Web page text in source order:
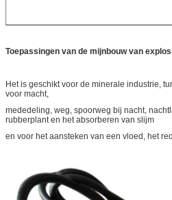
Toepassingen van de mijnbouw van
Het is geschikt voor de minerale industrie,
voor macht,
mededeling, weg, spoorweg bij nacht,
rubberplant en het absorberen van slijm
en voor het aansteken van een vloed, het